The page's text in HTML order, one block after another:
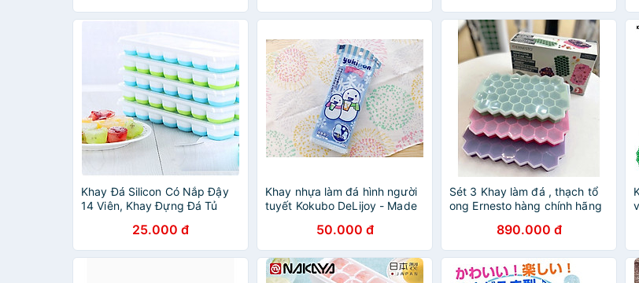
Khay Đá Silicon Có Nắp Đậy
14 Viên, Khay Đựng Đá Tủ
Quản Chống Mùi Tuyệt Đối-
Hàng Loại 1
25.000 đ
Khay nhựa làm đá hình người
tuyết Kokubo DeLijoy - Made
50.000 đ
Sét 3 Khay làm đá , thạch tổ
ong Ernesto hàng chính hãng
890.000 đ